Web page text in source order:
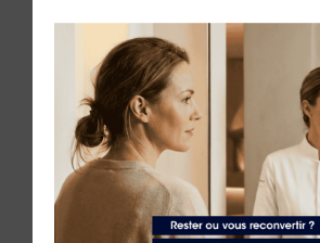
Nouveau : testez vos
skills” avec
3 min. de lecture